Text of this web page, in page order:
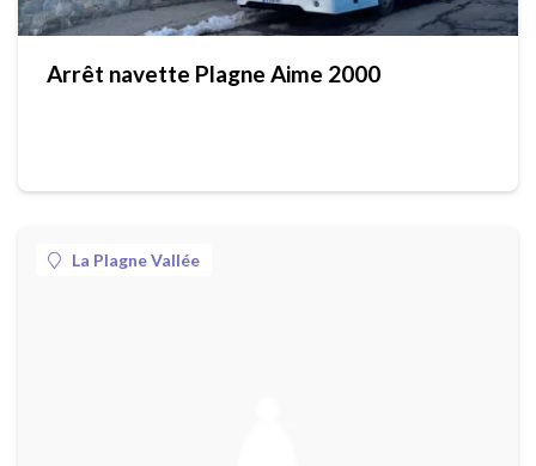
Arrêt navette Plagne Aime 2000
La Plagne Vallée